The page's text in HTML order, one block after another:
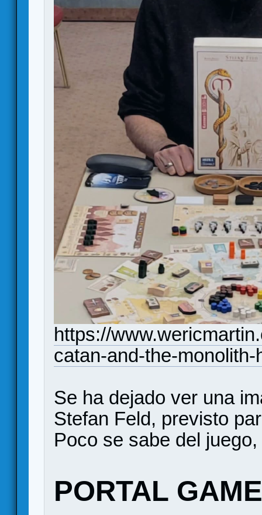
https://
catan-and-the-
Se ha dejado ver una
Stefan Feld, previsto
Poco se sabe del
PORTAL